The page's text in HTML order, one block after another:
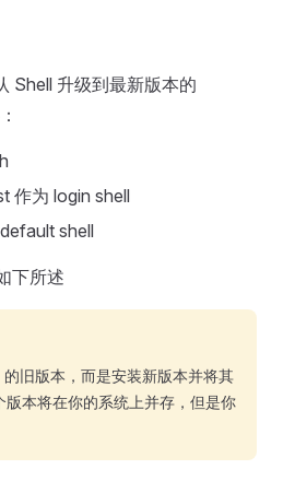
Shell 升级到最新版本的
作为 login shell
shell
下所述
旧版本，而是安装新版本并将其
本将在你的系统上并存，但是你